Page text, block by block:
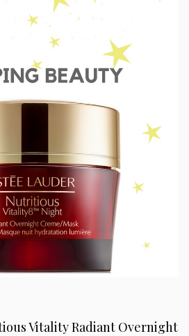
Vitality Radiant Overnight